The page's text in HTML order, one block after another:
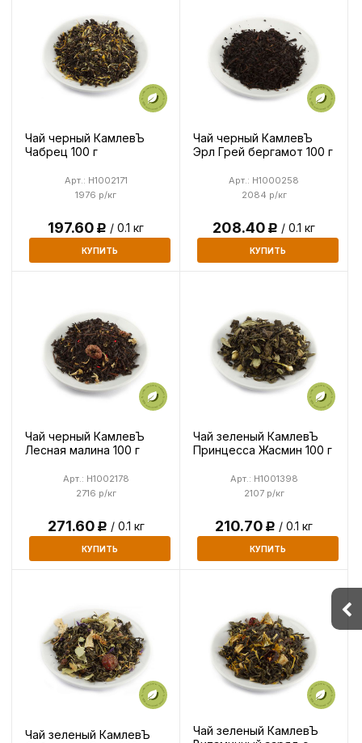
Чай черный КамлевЪ
Чабрец 100 г
1976 р/кг
Арт.: H1002171
197.60Р / 0.1 кг
КУПИТЬ
Чай черный КамлевЪ
Эрл Грей бергамот 100 г
2084 р/кг
Арт.: H1000258
208.40Р / 0.1 кг
КУПИТЬ
Чай черный КамлевЪ
Лесная малина 100 г
2716 р/кг
Арт.: H1002178
271.60Р / 0.1 кг
КУПИТЬ
Чай зеленый КамлевЪ
Принцесса Жасмин 100 г
2107 р/кг
Арт.: H1001398
210.70Р / 0.1 кг
КУПИТЬ
Чай зеленый КамлевЪ
Чай зеленый КамлевЪ